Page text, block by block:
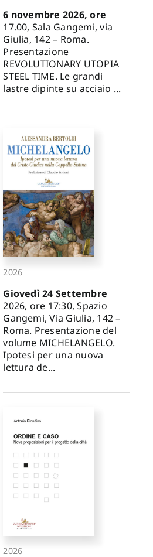
6 novembre 2026, ore
17.00, Sala Gangemi, via
Giulia, 142 – Roma.
Presentazione
REVOLUTIONARY UTOPIA
STEEL TIME. Le grandi
lastre dipinte su acciaio ...
2026
Giovedì 24 Settembre
2026, ore 17:30, Spazio
Gangemi, Via Giulia, 142 –
Roma. Presentazione del
volume MICHELANGELO.
Ipotesi per una nuova
lettura de...
2026